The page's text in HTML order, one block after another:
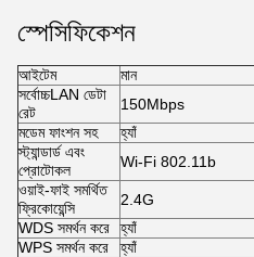
স্পেসিফিকেশন
আইটেম
মান
সর্বোচ্চLAN ডেটা
রেট
150Mbps
মডেম ফাংশন সহ
হ্যাঁ
স্ট্যান্ডার্ড এবং
প্রোটোকল
Wi-Fi 802.11b
ওয়াই-ফাই সমর্থিত
ফ্রিকোয়েন্সি
2.4G
WDS সমর্থন করে
হ্যাঁ
WPS সমর্থন করে
হ্যাঁ